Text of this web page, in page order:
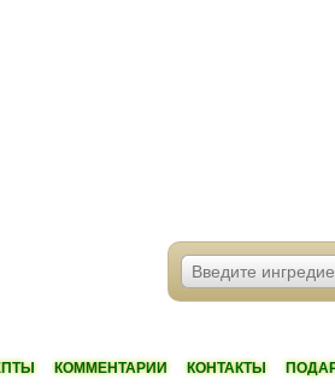
КОММЕНТАРИИ КОНТАКТЫ